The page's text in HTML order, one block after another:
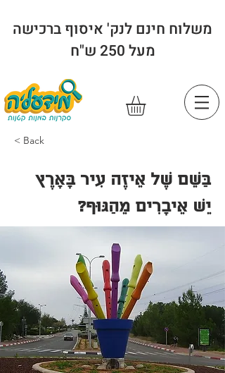
משלוח חינם לנק' איסוף ברכישה
מעל 250 ש"ח
< Back
בַּשֵׁם שֶׁל אֵיזֶה עִיר בָּאָרֶץ
יֵשׁ אֵיבָרִים מֵהַגּוּף?